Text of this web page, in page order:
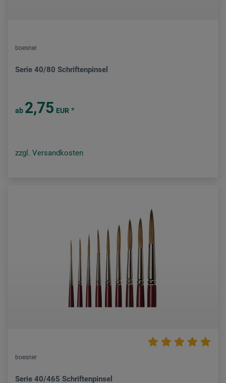
boesner
Serie 40/80 Schriftenpinsel
ab 2,75 EUR *
zzgl. Versandkosten
boesner
Serie 40/465 Schriftenpinsel